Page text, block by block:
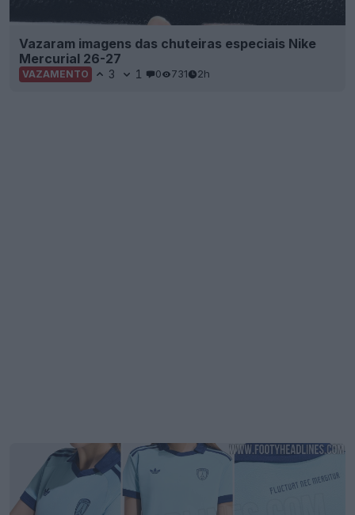
Vazaram imagens das chuteiras especiais Nike
Mercurial 26-27
VAZAMENTO 3 1 0 731 2h